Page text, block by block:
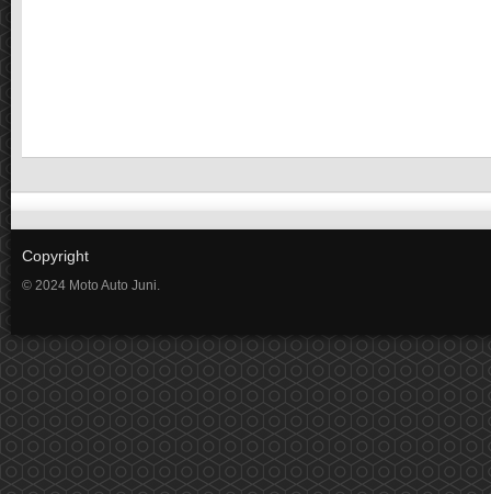
Copyright
© 2024 Moto Auto Juni.